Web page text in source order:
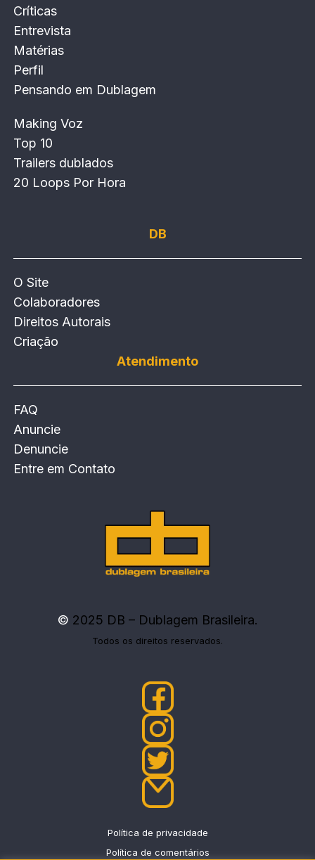
Críticas
Entrevista
Matérias
Perfil
Pensando em Dublagem
Making Voz
Top 10
Trailers dublados
20 Loops Por Hora
DB
O Site
Colaboradores
Direitos Autorais
Criação
Atendimento
FAQ
Anuncie
Denuncie
Entre em Contato
© 2025 DB – Dublagem Brasileira.
Todos os direitos reservados.
Política de privacidade
Política de comentários